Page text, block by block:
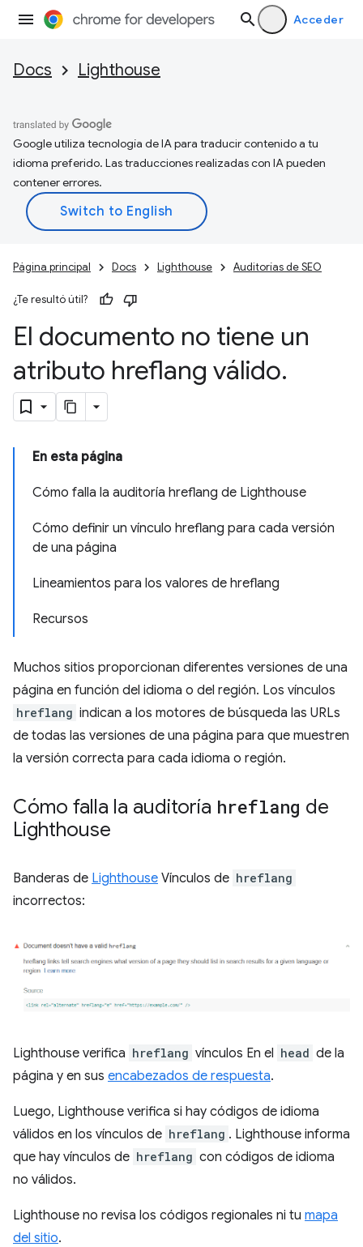
Acceder
Docs Lighthouse
Google utiliza tecnología de IA para traducir contenido a tu
idioma preferido. Las traducciones realizadas con IA pueden
contener errores.
Página principal Docs Lighthouse Auditorías de SEO
¿Te resultó útil?
El documento no tiene un
atributo hreflang válido.
En esta página
Cómo falla la auditoría hreflang de Lighthouse
Cómo definir un vínculo hreflang para cada versión
de una página
Lineamientos para los valores de hreflang
Recursos
Muchos sitios proporcionan diferentes versiones de una
página en función del idioma o del región. Los vínculos
hreflang indican a los motores de búsqueda las URLs
de todas las versiones de una página para que muestren
la versión correcta para cada idioma o región.
Cómo falla la auditoría hreflang de
Lighthouse
Banderas de Lighthouse Vínculos de hreflang
incorrectos:
Lighthouse verifica hreflang vínculos En el head de la
página y en sus encabezados de respuesta.
Luego, Lighthouse verifica si hay códigos de idioma
válidos en los vínculos de hreflang . Lighthouse informa
que hay vínculos de hreflang con códigos de idioma
no válidos.
Lighthouse no revisa los códigos regionales ni tu mapa
del sitio.